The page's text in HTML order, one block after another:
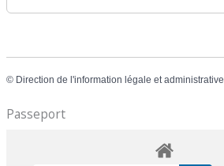
© Direction de l'information légale et administrative
Passeport